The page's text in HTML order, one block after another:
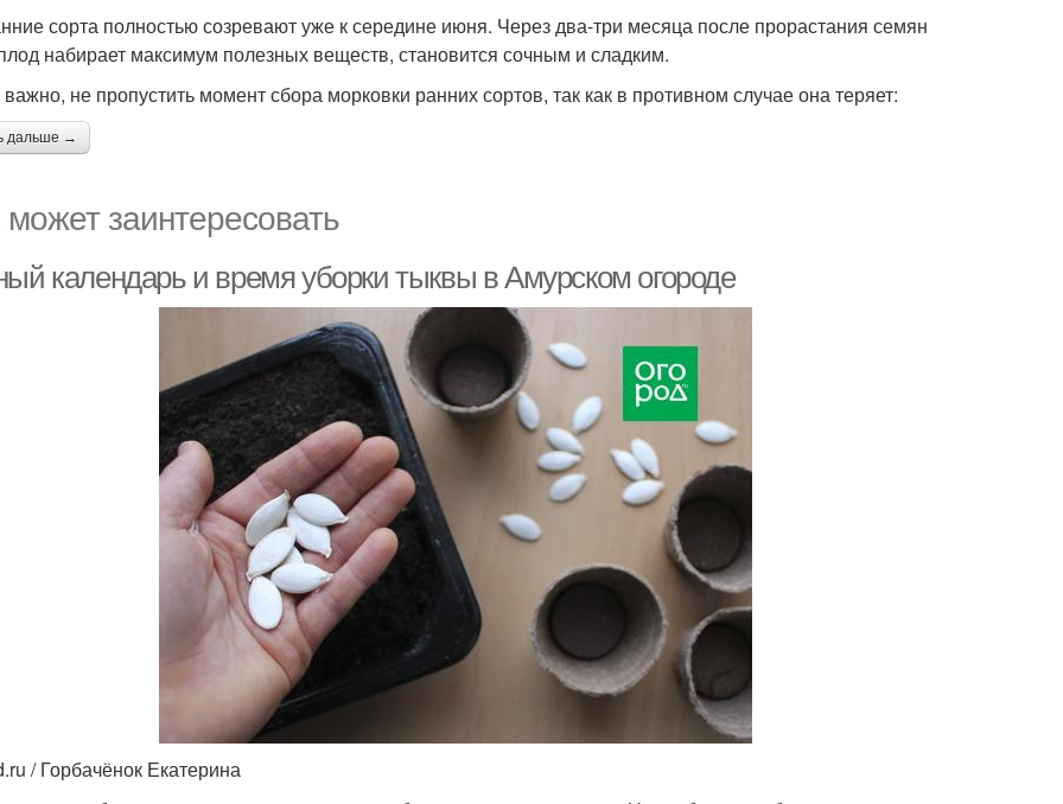
сорта полностью созревают уже к середине июня. Через два-три месяца после прорастания семян
набирает максимум полезных веществ, становится сочным и сладким.
не пропустить момент сбора морковки ранних сортов, так как в противном случае она теряет:
дальше →
заинтересовать
календарь и время уборки тыквы в Амурском огороде
/ Горбачёнок Екатерина